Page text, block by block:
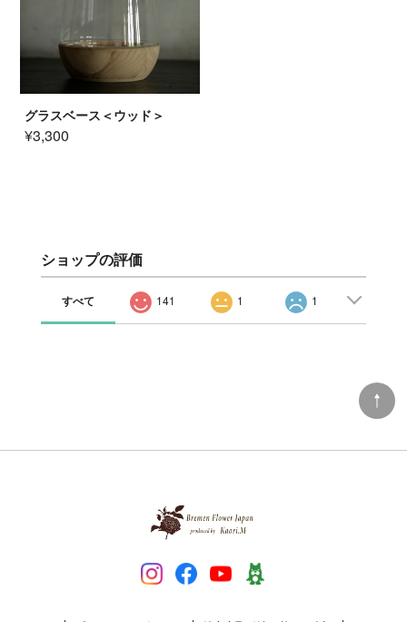
グラスベース＜ウッド＞
¥3,300
ショップの評価
すべて 141 1 1